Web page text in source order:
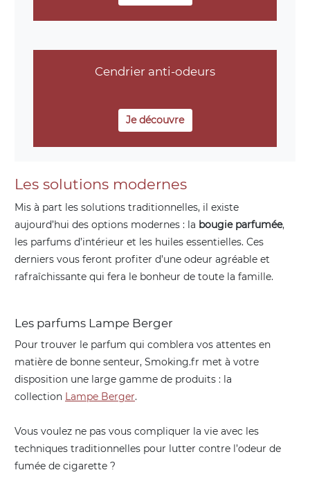
Cendrier anti-odeurs
Je découvre
Les solutions modernes
Mis à part les solutions traditionnelles, il existe
aujourd’hui des options modernes : la bougie parfumée,
les parfums d’intérieur et les huiles essentielles. Ces
derniers vous feront profiter d’une odeur agréable et
rafraîchissante qui fera le bonheur de toute la famille.
Les parfums Lampe Berger
Pour trouver le parfum qui comblera vos attentes en
matière de bonne senteur, Smoking.fr met à votre
disposition une large gamme de produits : la
collection Lampe Berger.
Vous voulez ne pas vous compliquer la vie avec les
techniques traditionnelles pour lutter contre l’odeur de
fumée de cigarette ?